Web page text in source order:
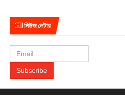
নিউজ লেটার